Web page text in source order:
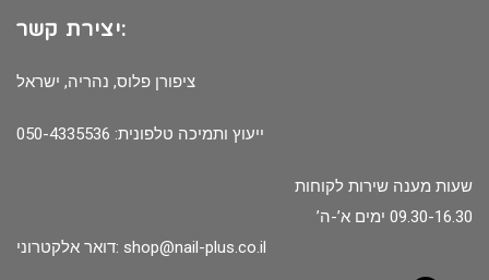
יצירת קשר:
ציפורן פלוס, נהריה, ישראל
ייעוץ ותמיכה טלפונית: 050-4335536
שעות מענה שירות לקוחות
09.30-16.30 ימים א’-ה’
דואר אלקטרוני: shop@nail-plus.co.il